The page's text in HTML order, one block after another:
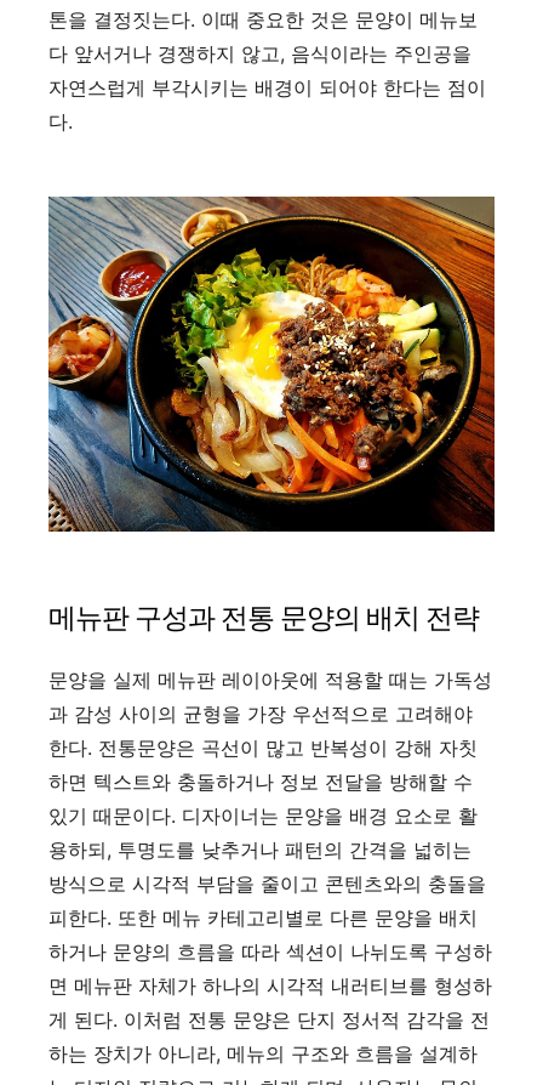
톤을 결정짓는다. 이때 중요한 것은 문양이 메뉴보
다 앞서거나 경쟁하지 않고, 음식이라는 주인공을
자연스럽게 부각시키는 배경이 되어야 한다는 점이
다.
메뉴판 구성과 전통 문양의 배치 전략
문양을 실제 메뉴판 레이아웃에 적용할 때는 가독성
과 감성 사이의 균형을 가장 우선적으로 고려해야
한다. 전통문양은 곡선이 많고 반복성이 강해 자칫
하면 텍스트와 충돌하거나 정보 전달을 방해할 수
있기 때문이다. 디자이너는 문양을 배경 요소로 활
용하되, 투명도를 낮추거나 패턴의 간격을 넓히는
방식으로 시각적 부담을 줄이고 콘텐츠와의 충돌을
피한다. 또한 메뉴 카테고리별로 다른 문양을 배치
하거나 문양의 흐름을 따라 섹션이 나뉘도록 구성하
면 메뉴판 자체가 하나의 시각적 내러티브를 형성하
게 된다. 이처럼 전통 문양은 단지 정서적 감각을 전
하는 장치가 아니라, 메뉴의 구조와 흐름을 설계하